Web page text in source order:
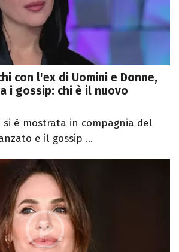
con l'ex di Uomini e Donne,
i gossip: chi è il nuovo
si è mostrata in compagnia del
e il gossip ...